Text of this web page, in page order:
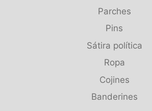
Parches
Pins
Sátira política
Ropa
Cojines
Banderines